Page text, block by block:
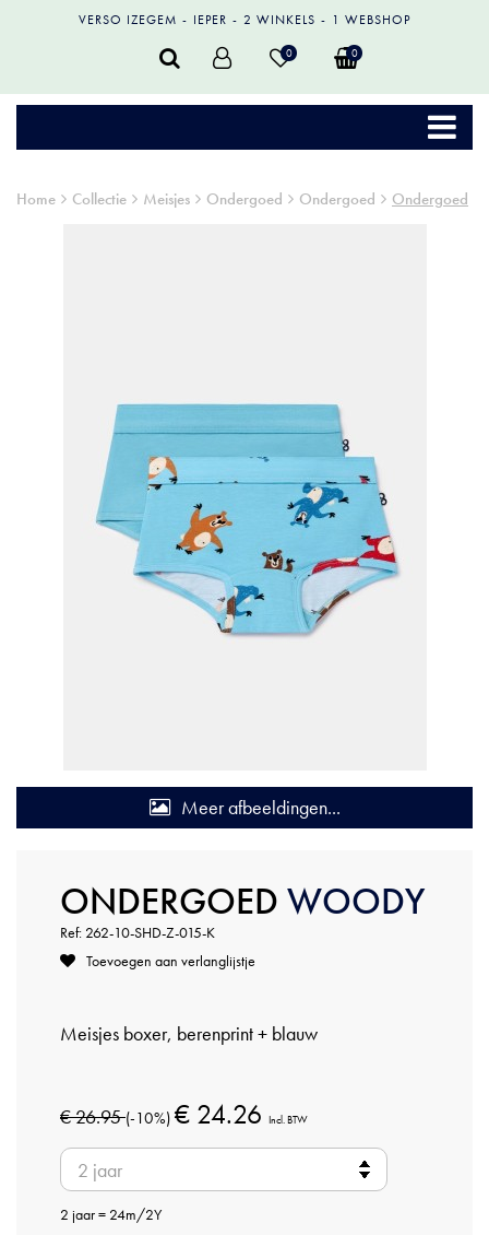
VERSO IZEGEM IEPER 2 WINKELS 1 WEBSHOP
0 0
Home Collectie Meisjes Ondergoed Ondergoed Ondergoed
Meer afbeeldingen...
ONDERGOED WOODY
Ref: 262-10-SHD-Z-015-K
Toevoegen aan verlanglijstje
Meisjes boxer, berenprint + blauw
€ 26.95(-10%) € 24.26 Incl. BTW
2 jaar = 24m/2Y